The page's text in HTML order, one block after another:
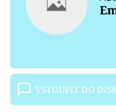
VSTOUPIT DO